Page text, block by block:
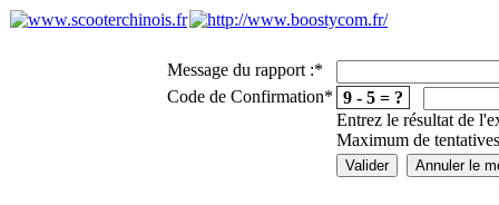
Message du rapport :*
Code de Confirmation* 9 - 5 = ?
Entrez le résultat de
Maximum de